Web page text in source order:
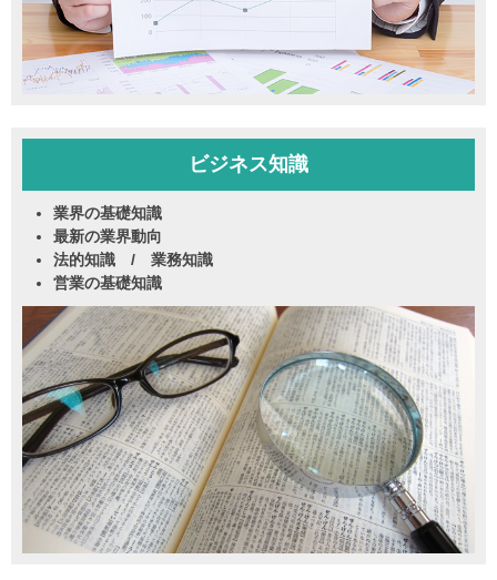
ビジネス知識
業界の基礎知識
最新の業界動向
法的知識 / 業務知識
営業の基礎知識